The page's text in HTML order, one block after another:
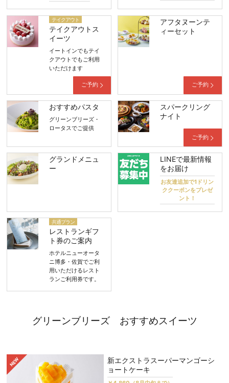
テイクアウト
テイクアウトス
イーツ
イートインでもテイ
クアウトでもご利用
いただけます
ご予約
アフタヌーンテ
ィーセット
ご予約
おすすめパスタ
グリーンブリーズ・
ロータスでご提供
スパークリング
ナイト
ご予約
グランドメニュ
ー
LINEで最新情報
をお届け
お友達追加で1ドリン
ククーポンをプレゼ
ント！
共通プラン
レストランギフ
ト券のご案内
ホテルニューオータ
ニ博多・佐賀でご利
用いただけるレスト
ランご利用券です。
グリーンブリーズ おすすめスイーツ
新エクストラスーパーマンゴーシ
ョートケーキ